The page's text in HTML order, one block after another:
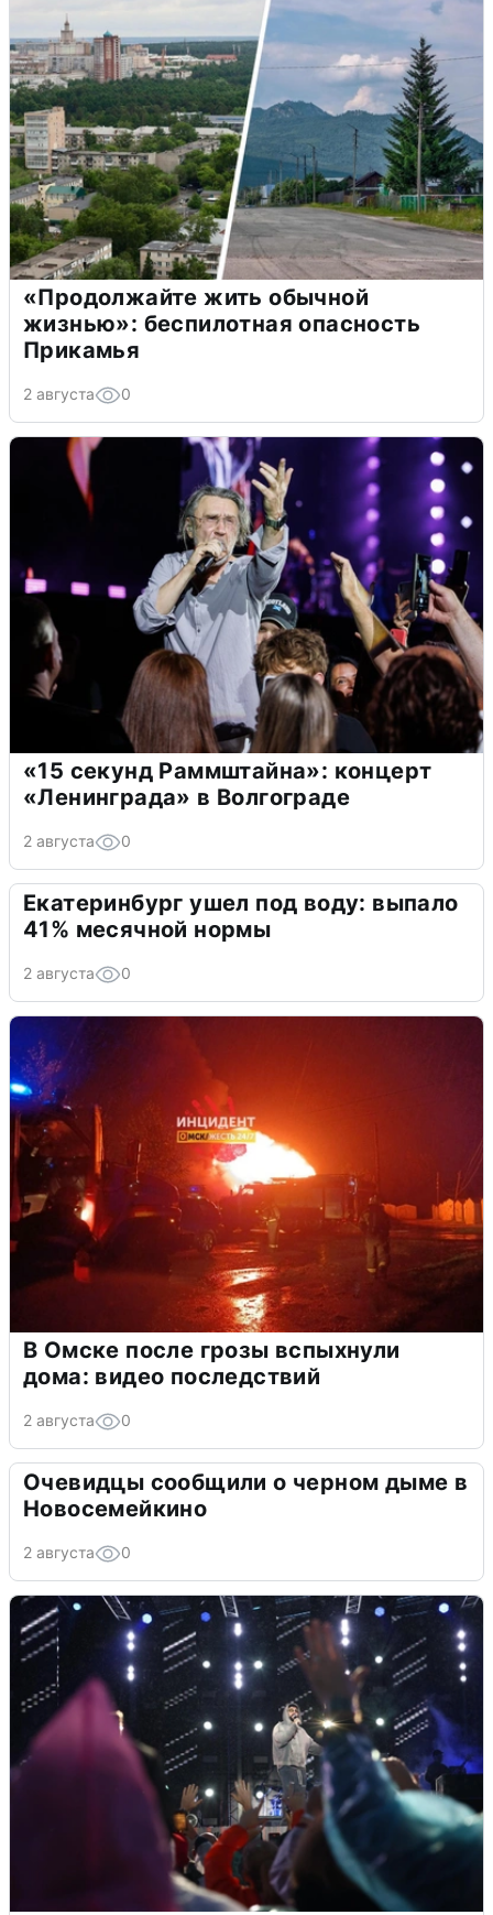
«Продолжайте жить обычной
жизнью»: беспилотная опасность
Прикамья
2 августа 0
«15 секунд Раммштайна»: концерт
«Ленинграда» в Волгограде
2 августа 0
Екатеринбург ушел под воду: выпало
41% месячной нормы
2 августа 0
В Омске после грозы вспыхнули
дома: видео последствий
2 августа 0
Очевидцы сообщили о черном дыме в
Новосемейкино
2 августа 0